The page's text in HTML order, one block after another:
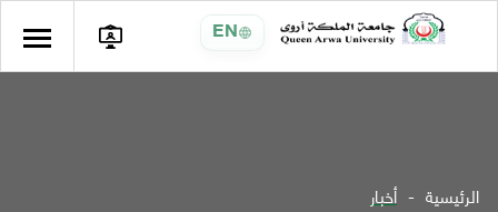
EN
الرئيسية أخبار